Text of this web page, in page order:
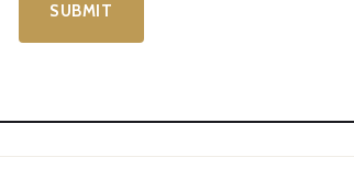
trong cuộc sống hàng ngày.